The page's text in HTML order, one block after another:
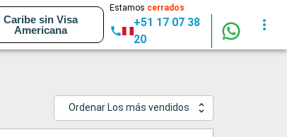
Caribe sin Visa
Americana
Estamos cerrados
+51 17 07 38
20
Ordenar Los más vendidos